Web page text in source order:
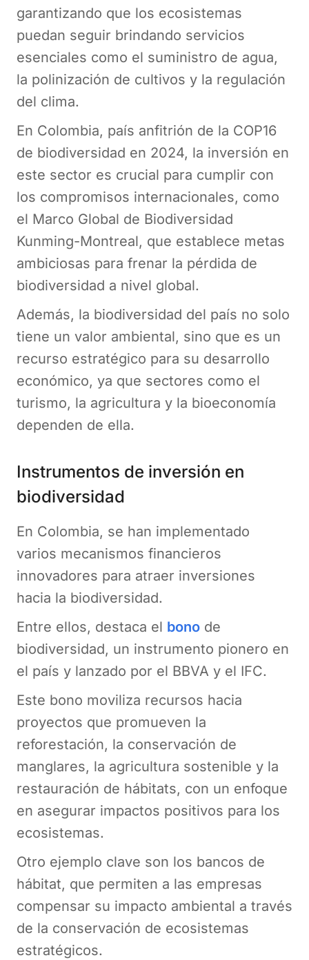
garantizando que los ecosistemas
puedan seguir brindando servicios
esenciales como el suministro de agua,
la polinización de cultivos y la regulación
del clima.
En Colombia, país anfitrión de la COP16
de biodiversidad en 2024, la inversión en
este sector es crucial para cumplir con
los compromisos internacionales, como
el Marco Global de Biodiversidad
Kunming-Montreal, que establece metas
ambiciosas para frenar la pérdida de
biodiversidad a nivel global​.
Además, la biodiversidad del país no solo
tiene un valor ambiental, sino que es un
recurso estratégico para su desarrollo
económico, ya que sectores como el
turismo, la agricultura y la bioeconomía
dependen de ella.
Instrumentos de inversión en
biodiversidad
En Colombia, se han implementado
varios mecanismos financieros
innovadores para atraer inversiones
hacia la biodiversidad.
Entre ellos, destaca el bono de
biodiversidad, un instrumento pionero en
el país y lanzado por el BBVA y el IFC.
Este bono moviliza recursos hacia
proyectos que promueven la
reforestación, la conservación de
manglares, la agricultura sostenible y la
restauración de hábitats, con un enfoque
en asegurar impactos positivos para los
ecosistemas​.
Otro ejemplo clave son los bancos de
hábitat, que permiten a las empresas
compensar su impacto ambiental a través
de la conservación de ecosistemas
estratégicos.